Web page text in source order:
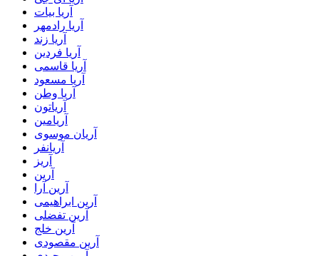
آریا بیات
آریا رادمهر
آریا زند
آریا فردین
آریا قاسمی
آریا مسعود
آریا وطن
آریاتون
آریامین
آریان موسوی
آریانفر
آریز
آرین
آرین آرا
آرین ابراهیمی
آرین تفضلی
آرین خلج
آرین مقصودی